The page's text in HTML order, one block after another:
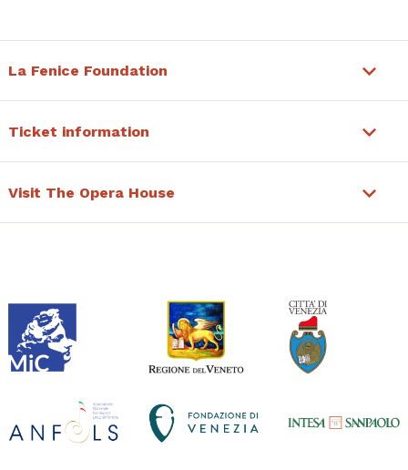
La Fenice Foundation
Ticket information
Visit The Opera House